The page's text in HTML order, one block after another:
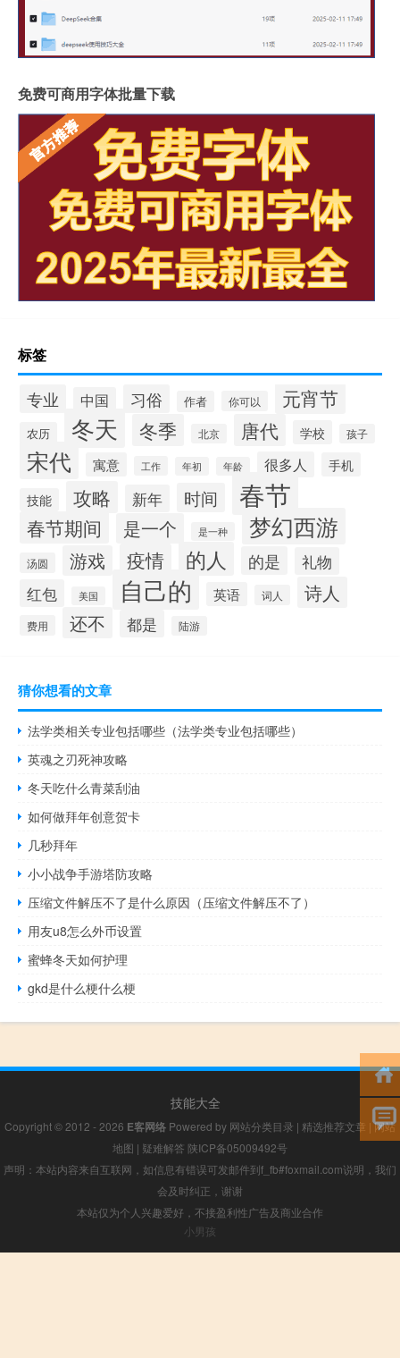
免费可商用字体批量下载
标签
专业 中国 习俗 作者 你可以 元宵节
农历 冬天 冬季 北京 唐代 学校 孩子
宋代 寓意 工作 年初 年龄 很多人 手机
技能 攻略 新年 时间 春节
春节期间 是一个 是一种 梦幻西游
汤圆 游戏 疫情 的人 的是
礼物
红包
美国 自己的 英语 词人 诗人
费用 还不 都是 陆游
猜你想看的文章
法学类相关专业包括哪些（法学类专业包括哪些）
英魂之刃死神攻略
冬天吃什么青菜刮油
如何做拜年创意贺卡
几秒拜年
小小战争手游塔防攻略
压缩文件解压不了是什么原因（压缩文件解压不了）
用友u8怎么外币设置
蜜蜂冬天如何护理
gkd是什么梗什么梗
技能大全
Copyright © 2012 - 2026 E客网络 Powered by 网站分类目录 | 精选推荐文章 |网站
地图 | 疑难解答 陕ICP备05009492号
声明：本站内容来自互联网，如信息有错误可发邮件到f_fb#foxmail.com说明，我们
会及时纠正，谢谢
本站仅为个人兴趣爱好，不接盈利性广告及商业合作
小男孩